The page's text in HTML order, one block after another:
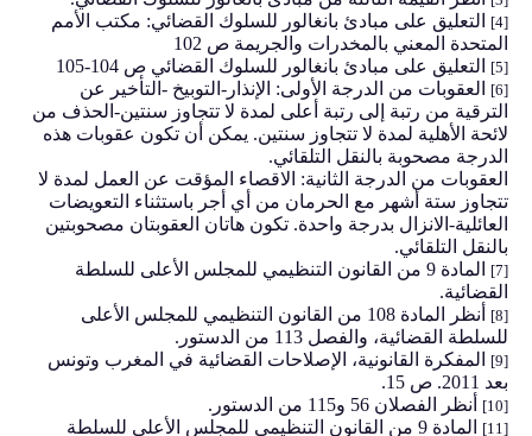
[4]
التعليق على مبادئ بانغالور للسلوك القضائي: مكتب الأمم
المتحدة المعني بالمخدرات والجريمة ص 102
[5] التعليق على مبادئ بانغالور للسلوك القضائي ص 104-105
[6]
العقوبات من الدرجة الأولى: الإنذار-التوبيخ -التأخير عن
الترقية من رتبة إلى رتبة أعلى لمدة لا تتجاوز سنتين-الحذف من
لائحة الأهلية لمدة لا تتجاوز سنتين. يمكن أن تكون عقوبات هذه
الدرجة مصحوبة بالنقل التلقائي.
العقوبات من الدرجة الثانية: الاقصاء المؤقت عن العمل لمدة لا
تتجاوز ستة أشهر مع الحرمان من أي أجر باستثناء التعويضات
العائلية-الانزال بدرجة واحدة. تكون هاتان العقوبتان مصحوبتين
بالنقل التلقائي.
[7]
المادة 9 من القانون التنظيمي للمجلس الأعلى للسلطة
القضائية.
[8]
أنظر المادة 108 من القانون التنظيمي للمجلس الأعلى
للسلطة القضائية، والفصل 113 من الدستور.
[9]
المفكرة القانونية، الإصلاحات القضائية في المغرب وتونس
بعد 2011. ص 15.
[10] أنظر الفصلان 56 و115 من الدستور.
[11]
المادة 9 من القانون التنظيمي للمجلس الأعلى للسلطة